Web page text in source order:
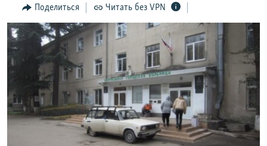
ТЕЛЕПРОЕКТ КРЫМ.РЕАЛИИ
СОВЕТЫ ПРАВОЗАЩИТНИКОВ
ПРОПАВШИЕ БЕЗ ВЕСТИ
ПОБЕДИТЕЛЕЙ НЕ СУДЯТ?
КРЫМ.НЕПОКОРЕННЫЙ
ELIFBE
УКРАИНСКАЯ ПРОБЛЕМА КРЫМА
Qırımtatar
ПРИСОЕДИНЯЙТЕСЬ!
Поделиться Читать без VPN